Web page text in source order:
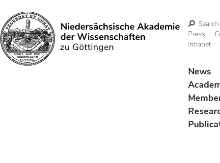
Search
Search
Press
Intranet
News